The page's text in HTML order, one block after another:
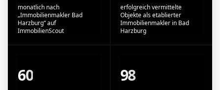
monatlich nach
„Immobilienmakler Bad
Harzburg“ auf
ImmobilienScout
erfolgreich vermittelte
Objekte als etablierter
Immobilienmakler in Bad
Harzburg
60 98